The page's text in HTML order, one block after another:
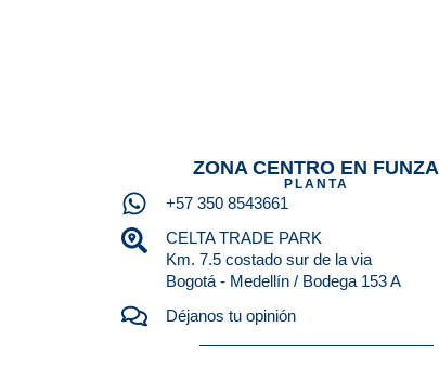
ZONA CENTRO EN FUNZA
PLANTA
+57 350 8543661
CELTA TRADE PARK
Km. 7.5 costado sur de la via
Bogotá - Medellín / Bodega 153 A
Déjanos tu opinión